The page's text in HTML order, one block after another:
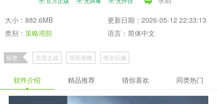
大小：882.6MB
更新日期：2026-05-12 22:33:13
类别： 策略塔防 语言：简体中文
标签 北境之战 塔防策略 维京征服
软件介绍 精品推荐 猜你喜欢 同类热门